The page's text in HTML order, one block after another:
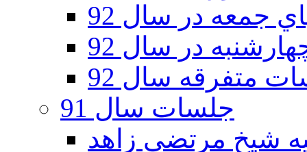
جمعه در سال 92
در سال 92
متفرقه سال 92
جلسات سال 91